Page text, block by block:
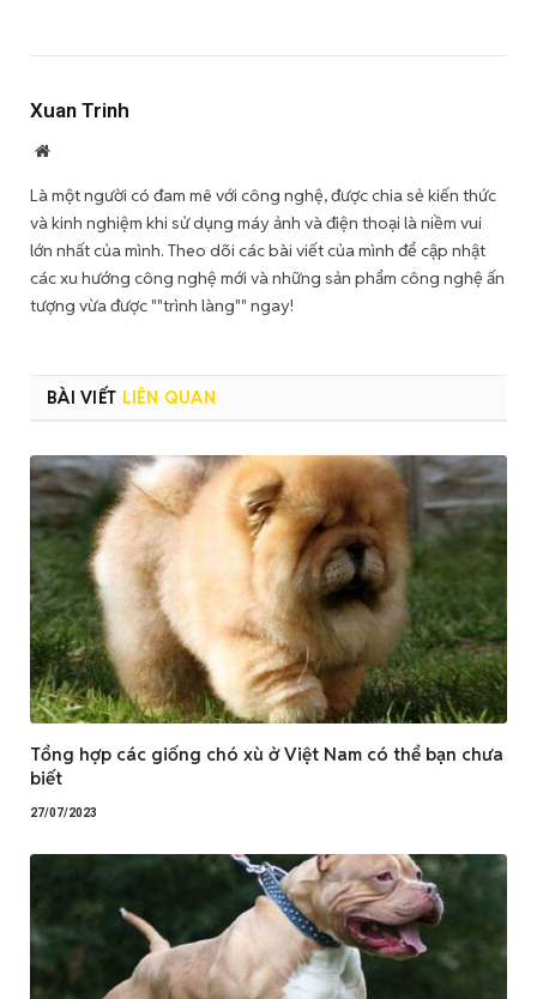
Xuan Trinh
Website
Là một người có đam mê với công nghệ, được chia sẻ kiến thức
và kinh nghiệm khi sử dụng máy ảnh và điện thoại là niềm vui
lớn nhất của mình. Theo dõi các bài viết của mình để cập nhật
các xu hướng công nghệ mới và những sản phẩm công nghệ ấn
tượng vừa được ""trình làng"" ngay!
BÀI VIẾT LIÊN QUAN
Tổng hợp các giống chó xù ở Việt Nam có thể bạn chưa
biết
27/07/2023